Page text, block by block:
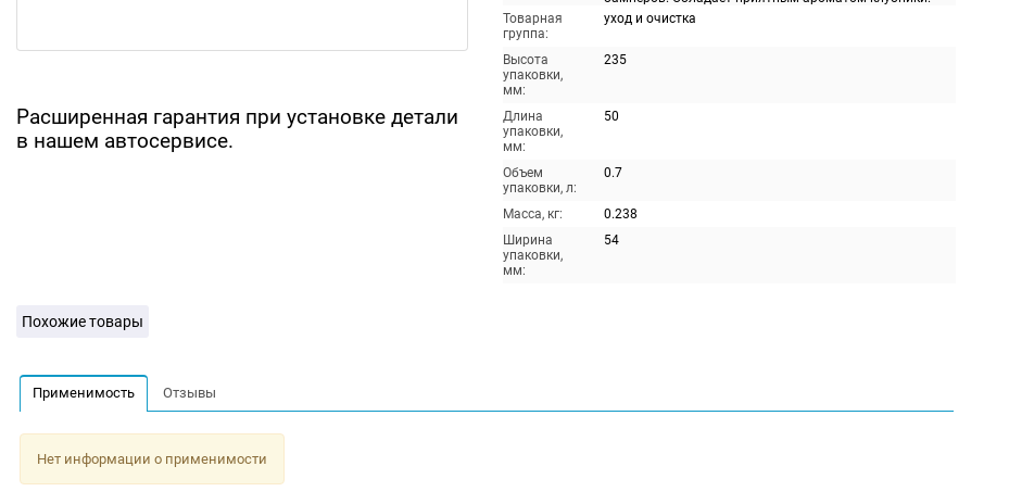
Расширенная гарантия при установке детали
в нашем автосервисе.
Товарная
группа:
уход и очистка
Высота
упаковки,
мм:
235
Длина
упаковки,
мм:
50
Объем
упаковки, л:
0.7
Масса, кг:
0.238
Ширина
упаковки,
мм:
54
Похожие товары
Применимость Отзывы
Нет информации о применимости